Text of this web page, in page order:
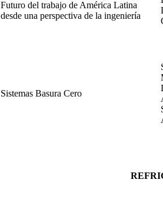
Futuro del trabajo de América Latina
desde una perspectiva de la ingeniería
Sistemas Basura Cero